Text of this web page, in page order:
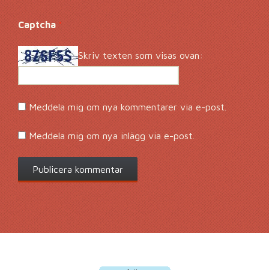
Captcha*
Skriv texten som visas ovan:
Meddela mig om nya kommentarer via e-post.
Meddela mig om nya inlägg via e-post.